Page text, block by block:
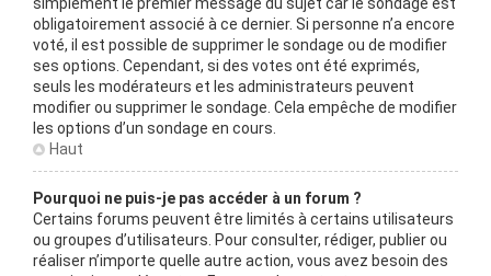
obligatoirement associé à ce dernier. Si personne n’a encore
voté, il est possible de supprimer le sondage ou de modifier
ses options. Cependant, si des votes ont été exprimés,
seuls les modérateurs et les administrateurs peuvent
modifier ou supprimer le sondage. Cela empêche de modifier
les options d’un sondage en cours.
Haut
Pourquoi ne puis-je pas accéder à un forum ?
Certains forums peuvent être limités à certains utilisateurs
ou groupes d’utilisateurs. Pour consulter, rédiger, publier ou
réaliser n’importe quelle autre action, vous avez besoin des